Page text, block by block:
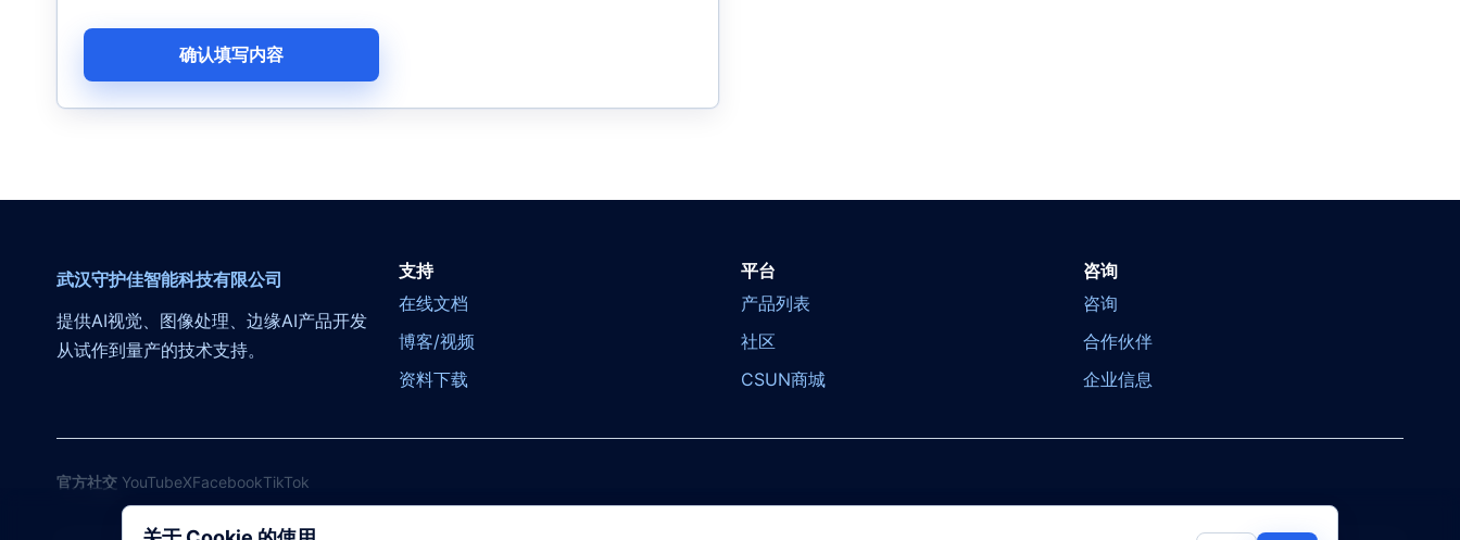
确认填写内容
武汉守护佳智能科技有限公司
提供AI视觉、图像处理、边缘AI产品开发
从试作到量产的技术支持。
支持
在线文档
博客/视频
资料下载
平台
产品列表
社区
CSUN商城
咨询
咨询
合作伙伴
企业信息
官方社交 YouTubeXFacebookTikTok